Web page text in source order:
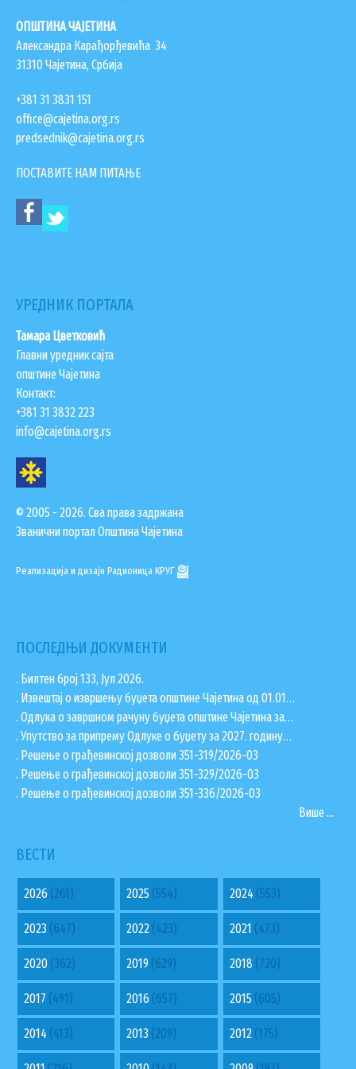
ОПШТИНА ЧАЈЕТИНА
Александра Карађорђевића 34
31310 Чајетина, Србија
+381 31 3831 151
office@cajetina.org.rs
predsednik@cajetina.org.rs
ПОСТАВИТЕ НАМ ПИТАЊЕ
УРЕДНИК ПОРТАЛА
Тамара Цветковић
Главни уредник сајта
општине Чајетина
Контакт:
+381 31 3832 223
info@cajetina.org.rs
© 2005 - 2026. Сва права задржана
Званични портал Општина Чајетина
Реализација и дизајн Радионица КРУГ
ПОСЛЕДЊИ ДОКУМЕНТИ
. Билтен број 133, Јул 2026.
. Извештај о извршењу буџета општине Чајетина од 01.01…
. Одлука о завршном рачуну буџета општине Чајетина за…
. Упутство за припрему Одлуке о буџету за 2027. годину…
. Решење о грађевинској дозволи 351-319/2026-03
. Решење о грађевинској дозволи 351-329/2026-03
. Решење о грађевинској дозволи 351-336/2026-03
Више ...
ВЕСТИ
2026 (261) 2025 (554) 2024 (553)
2023 (647) 2022 (423) 2021 (473)
2020 (362) 2019 (629) 2018 (720)
2017 (491) 2016 (657) 2015(605)
2014 (413) 2013 (209) 2012(175)